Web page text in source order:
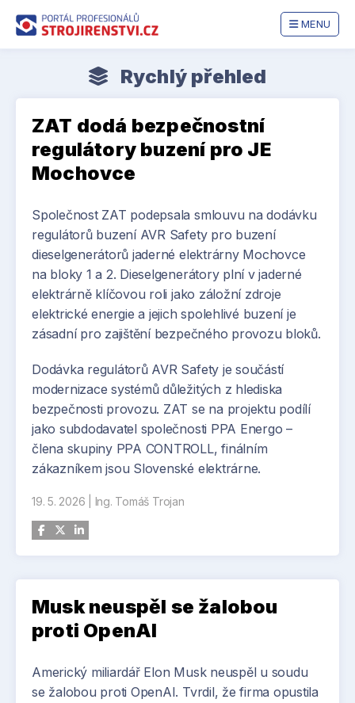
MENU
Rychlý přehled
ZAT dodá bezpečnostní
regulátory buzení pro JE
Mochovce
Společnost ZAT podepsala smlouvu na dodávku
regulátorů buzení AVR Safety pro buzení
dieselgenerátorů jaderné elektrárny Mochovce
na bloky 1 a 2. Dieselgenerátory plní v jaderné
elektrárně klíčovou roli jako záložní zdroje
elektrické energie a jejich spolehlivé buzení je
zásadní pro zajištění bezpečného provozu bloků.
Dodávka regulátorů AVR Safety je součástí
modernizace systémů důležitých z hlediska
bezpečnosti provozu. ZAT se na projektu podílí
jako subdodavatel společnosti PPA Energo –
člena skupiny PPA CONTROLL, finálním
zákazníkem jsou Slovenské elektrárne.
19. 5. 2026 Ing. Tomáš Trojan
Musk neuspěl se žalobou
proti OpenAI
Americký miliardář Elon Musk neuspěl u soudu
se žalobou proti OpenAI. Tvrdil, že firma opustila